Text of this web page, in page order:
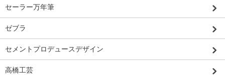
セーラー万年筆
ゼブラ
セメントプロデュースデザイン
高橋工芸